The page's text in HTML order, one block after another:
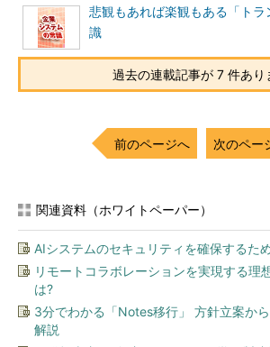
悲観もあれば楽観もある「トラ
識
過去の連載記事が 7 件あり
前のページへ 次のペー
関連資料（ホワイトペーパー）
AIシステムのセキュリティを確保するた
リモートコラボレーションを実現する理
は?
3分でわかる「Notes移行」 方針立案か
解説